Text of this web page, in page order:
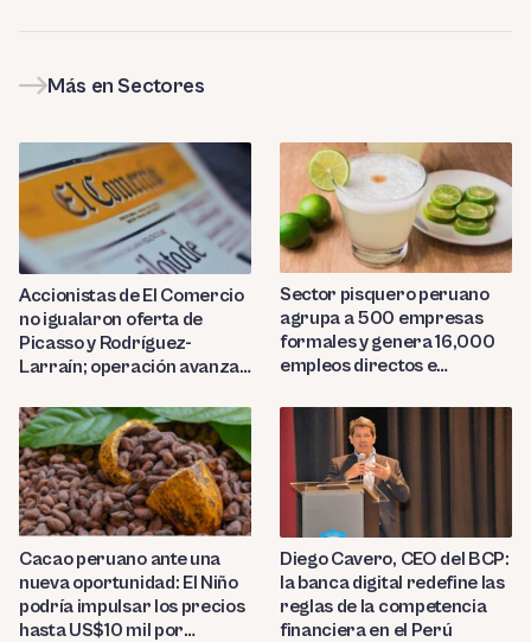
Más en Sectores
Accionistas de El Comercio
no igualaron oferta de
Picasso y Rodríguez-
Larraín; operación avanza
Sector pisquero peruano
agrupa a 500 empresas
formales y genera 16,000
empleos directos e
Cacao peruano ante una
nueva oportunidad: El Niño
podría impulsar los precios
hasta US$10 mil por
Diego Cavero, CEO del BCP:
la banca digital redefine las
reglas de la competencia
financiera en el Perú